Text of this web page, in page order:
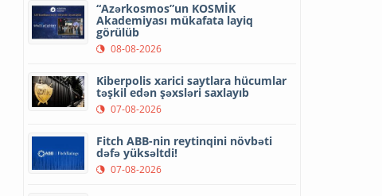
“Azərkosmos”un KOSMİK
Akademiyası mükafata layiq
görülüb
08-08-2026
Kiberpolis xarici saytlara hücumlar
təşkil edən şəxsləri saxlayıb
07-08-2026
Fitch ABB-nin reytinqini növbəti
dəfə yüksəltdi!
07-08-2026